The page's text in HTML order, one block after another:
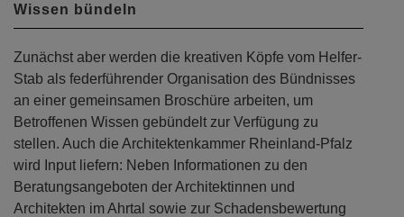
Wissen bündeln
Zunächst aber werden die kreativen Köpfe vom Helfer-
Stab als federführender Organisation des Bündnisses
an einer gemeinsamen Broschüre arbeiten, um
Betroffenen Wissen gebündelt zur Verfügung zu
stellen. Auch die Architektenkammer Rheinland-Pfalz
wird Input liefern: Neben Informationen zu den
Beratungsangeboten der Architektinnen und
Architekten im Ahrtal sowie zur Schadensbewertung